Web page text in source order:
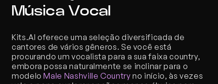
Música Vocal
Kits.AI oferece uma seleção diversificada de
cantores de vários gêneros. Se você está
procurando um vocalista para a sua faixa country,
embora possa naturalmente se inclinar para o
modelo Male Nashville Country no início, às vezes